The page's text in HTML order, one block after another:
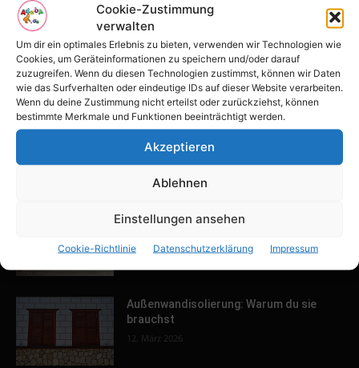
Cookie-Zustimmung
verwalten
Um dir ein optimales Erlebnis zu bieten, verwenden wir Technologien wie
Cookies, um Geräteinformationen zu speichern und/oder darauf
zuzugreifen. Wenn du diesen Technologien zustimmst, können wir Daten
wie das Surfverhalten oder eindeutige IDs auf dieser Website verarbeiten.
Wenn du deine Zustimmung nicht erteilst oder zurückziehst, können
bestimmte Merkmale und Funktionen beeinträchtigt werden.
Akzeptieren
Ablehnen
Einstellungen ansehen
Cookie-Richtlinie Datenschutzerklärung Impressum
ein
16. April 2026
Familien-Paradies an der Adria
31. März 2026
Keller ausbauen: Tipps und Ideen für
dein Zuhause
13. März 2026
Außenwandisolierung: Warum du sie
brauchst
12. März 2026